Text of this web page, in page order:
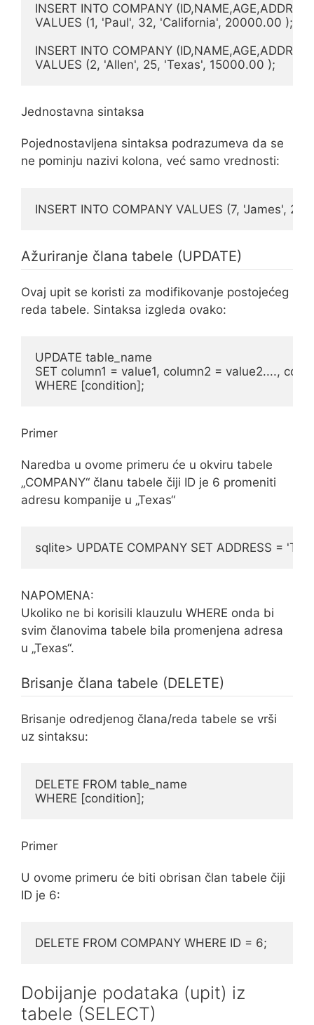
INSERT INTO COMPANY
VALUES (1, 'Paul', 32, 'California', 20000.00 );
INSERT INTO COMPANY
VALUES (2, 'Allen', 25, 'Texas', 15000.00 );
Jednostavna sintaksa
Pojednostavljena sintaksa podrazumeva da se
ne pominju nazivi kolona, već samo vrednosti:
INSERT INTO COMPANY VALUES (7, 'James',
Ažuriranje člana tabele (UPDATE)
Ovaj upit se koristi za modifikovanje postojećeg
reda tabele. Sintaksa izgleda ovako:
UPDATE table_name
SET column1 = value1, column2 = value2....,
WHERE [condition];
Primer
Naredba u ovome primeru će u okviru tabele
„COMPANY“ članu tabele čiji ID je 6 promeniti
adresu kompanije u „Texas“
sqlite> UPDATE COMPANY SET ADDRESS =
NAPOMENA:
Ukoliko ne bi korisili klauzulu WHERE onda bi
svim članovima tabele bila promenjena adresa
u „Texas“.
Brisanje člana tabele (DELETE)
Brisanje odredjenog člana/reda tabele se vrši
uz sintaksu:
DELETE FROM table_name
WHERE [condition];
Primer
U ovome primeru će biti obrisan član tabele čiji
ID je 6:
DELETE FROM COMPANY WHERE ID = 6;
Dobijanje podataka (upit) iz
tabele (SELECT)